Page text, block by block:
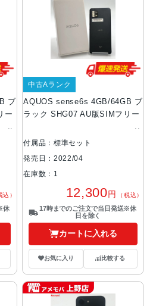
ブ
ー
込）
休
AQUOS sense6s 4GB/64GB ブ
ラック SHG07 AU版SIMフリー
中古Aランク
付属品：標準セット
発売日：2022/04
在庫数：1
12,300円 （税込）
17時までのご注文で当日発送※休
日を除く
カートに入れる
お気に入り 比較する